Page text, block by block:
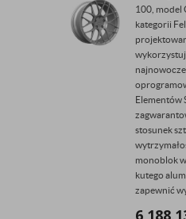
100, model
kategorii
Elementów
stosunek
monoblok
kutego
zapewnić
6